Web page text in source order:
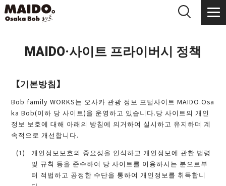
MAIDO·사이트 프라이버시 정책
【기본방침】
Bob family WORKS는 오사카 관광 정보 포털사이트 MAIDO.Osa
ka Bob(이하 당 사이트)을 운영하고 있습니다.당 사이트의 개인
정보 보호에 대해 아래의 방침에 의거하여 실시하고 유지하며 계
속적으로 개선합니다.
개인정보보호의 중요성을 인식하고 개인정보에 관한 법령
및 규칙 등을 준수하여 당 사이트를 이용하시는 분으로부
터 적법하고 공정한 수단을 통하여 개인정보를 취득합니